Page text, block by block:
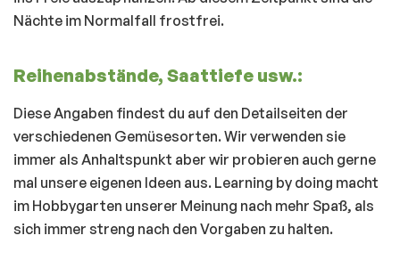
Nächte im Normalfall frostfrei.
Reihenabstände, Saattiefe usw.:
Diese Angaben findest du auf den Detailseiten der
verschiedenen Gemüsesorten. Wir verwenden sie
immer als Anhaltspunkt aber wir probieren auch gerne
mal unsere eigenen Ideen aus. Learning by doing macht
im Hobbygarten unserer Meinung nach mehr Spaß, als
sich immer streng nach den Vorgaben zu halten.